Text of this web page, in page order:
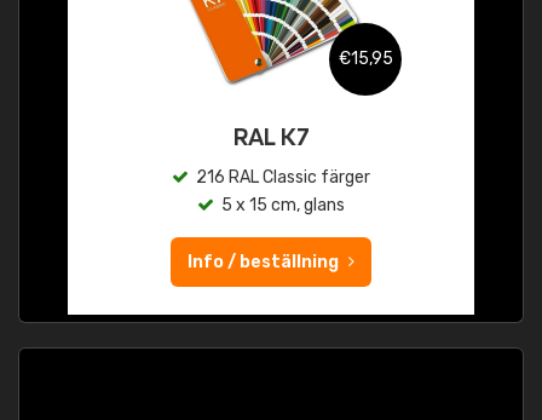
€15,95
RAL K7
216 RAL Classic färger
5 x 15 cm, glans
Info / beställning